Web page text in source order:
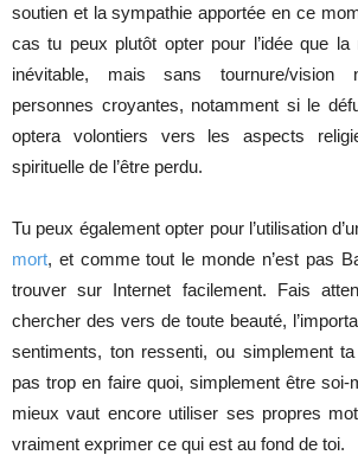
soutien et la sympathie apportée en ce
cas tu peux plutôt opter pour l’idée que la
inévitable, mais sans tournure/vision
personnes croyantes, notamment si le
optera volontiers vers les aspects
spirituelle de l’être perdu.
Tu peux également opter pour l’utilisation
mort, et comme tout le monde n’est pas
trouver sur Internet facilement. Fais
chercher des vers de toute beauté,
sentiments, ton ressenti, ou simplement
pas trop en faire quoi, simplement être
mieux vaut encore utiliser ses propres
vraiment exprimer ce qui est au fond de toi.